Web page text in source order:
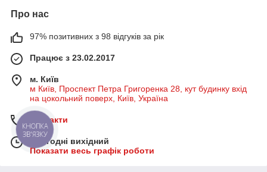
Про нас
97% позитивних з 98 відгуків за рік
Працює з 23.02.2017
м. Київ
м Київ, Проспект Петра Григоренка 28, кут будинку вхід
на цокольний поверх, Київ, Україна
Контакти
Сьогодні вихідний
Показати весь графік роботи
КНОПКА
ЗВ'ЯЗКУ